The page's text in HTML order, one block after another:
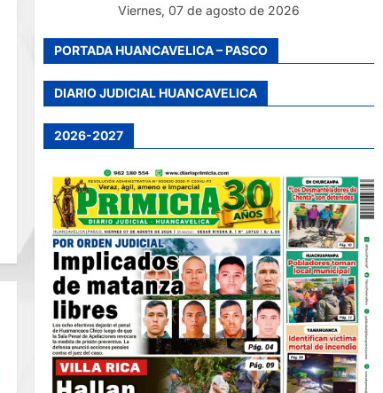
Viernes, 07 de agosto de 2026
PORTADA HUANCAVELICA – PASCO
DIARIO JUDICIAL HUANCAVELICA
2026-2027